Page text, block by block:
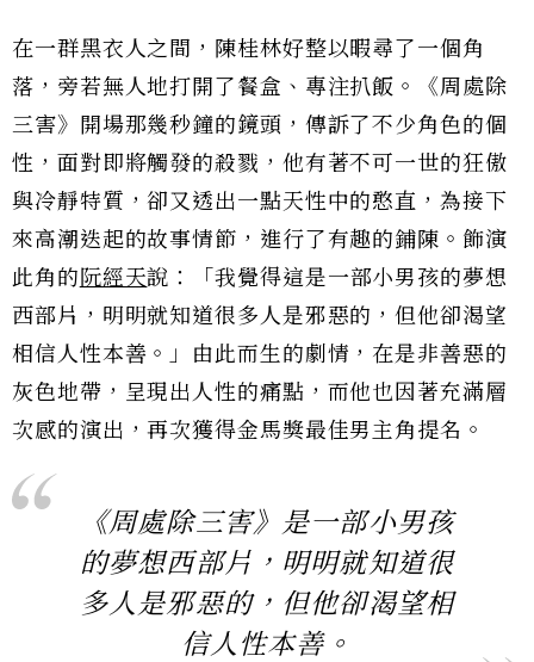
在一群黑衣人之間，陳桂林好整以暇尋了一個角
落，旁若無人地打開了餐盒、專注扒飯。《周處除
三害》開場那幾秒鐘的鏡頭，傳訴了不少角色的個
性，面對即將觸發的殺戮，他有著不可一世的狂傲
與冷靜特質，卻又透出一點天性中的憨直，為接下
來高潮迭起的故事情節，進行了有趣的鋪陳。飾演
此角的阮經天說：「我覺得這是一部小男孩的夢想
西部片，明明就知道很多人是邪惡的，但他卻渴望
相信人性本善。」由此而生的劇情，在是非善惡的
灰色地帶，呈現出人性的痛點，而他也因著充滿層
次感的演出，再次獲得金馬獎最佳男主角提名。
《周處除三害》是一部小男孩
的夢想西部片，明明就知道很
多人是邪惡的，但他卻渴望相
信人性本善。